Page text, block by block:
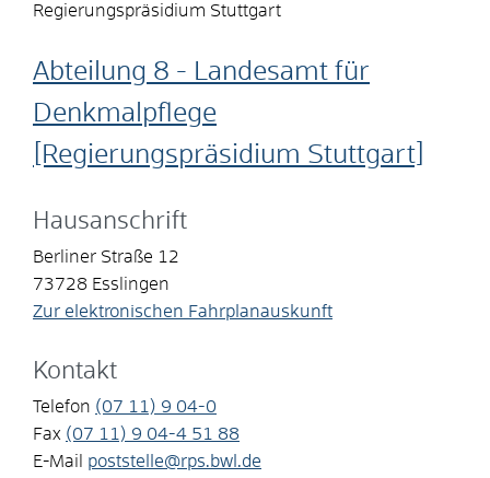
Regierungspräsidium Stuttgart
Abteilung 8 - Landesamt für
Denkmalpflege
[Regierungspräsidium Stuttgart]
Hausanschrift
Berliner Straße 12
73728 Esslingen
Zur elektronischen Fahrplanauskunft
Kontakt
Telefon (07 11) 9 04-0
Fax (07 11) 9 04-4 51
88
E-Mail
poststelle@rps.bwl.de